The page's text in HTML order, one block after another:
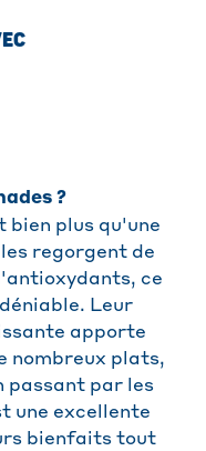
?
bien plus qu'une
regorgent de
ce
Leur
apporte
nombreux plats,
passant par les
une excellente
bienfaits tout